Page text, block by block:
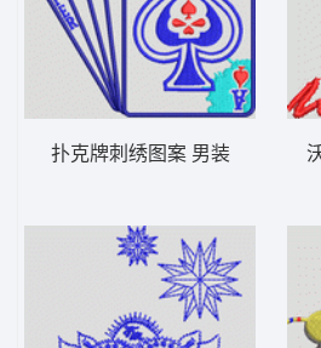
扑克牌刺绣图案 男装